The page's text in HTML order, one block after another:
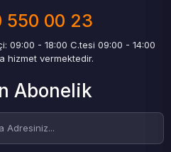
550 00 23
09:00 - 18:00 C.tesi 09:00 - 14:00
hizmet vermektedir.
Abonelik